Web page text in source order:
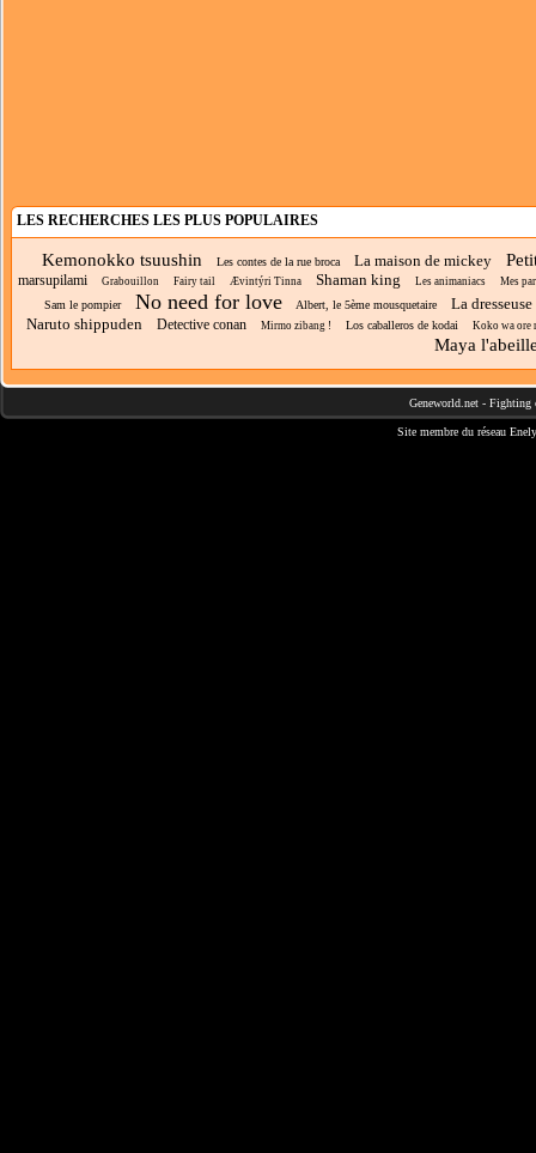
LES RECHERCHES LES PLUS POPULAIRES
Kemonokko tsuushin Les contes de la rue broca La maison de mickey
marsupilami Grabouillon Fairy tail Ævintýri Tinna Shaman king Les animaniacs Mes
Sam le pompier No need for love Albert, le 5ème mousquetaire
La
Naruto shippuden
Detective conan Mirmo zibang ! Los caballeros de kodai Koko wa ore
Maya
Geneworld.net - Fighting
Site membre du réseau